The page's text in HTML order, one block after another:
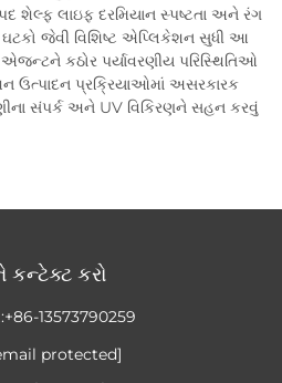
શેલ્ફ લાઇફ દરમિયાન સ્પષ્ટતા અને રંગ
જેવી વિશિષ્ટ એપ્લિકેશન સુધી આ
એજન્ટને કઠોર પર્યાવરણીય પરિસ્થિતિઓ
ઉત્પાદન પ્રક્રિયાઓમાં અસરકારક
સંપર્ક અને UV વિકિરણને સહન કરવું
કરો
+86-13573790259
protected]